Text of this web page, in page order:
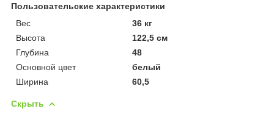
Пользовательские характеристики
Вес
36 кг
Высота
122,5 см
Глубина
48
Основной цвет
белый
Ширина
60,5
Скрыть